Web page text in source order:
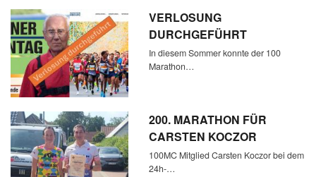
VERLOSUNG
DURCHGEFÜHRT
In diesem Sommer konnte der 100
Marathon…
200. MARATHON FÜR
CARSTEN KOCZOR
100MC Mitglied Carsten Koczor bei dem
24h-…